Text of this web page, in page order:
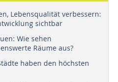
Lebensqualität verbessern:
sichtbar
Wie sehen
Räume aus?
haben den höchsten